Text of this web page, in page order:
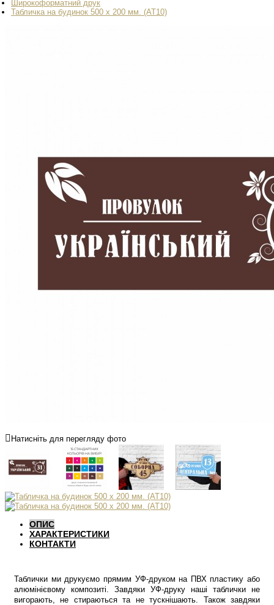
Широкоформатний друк
Табличка на будинок 500 х 200 мм. (AT10)
Натисніть для перегляду фото
ОПИС
ХАРАКТЕРИСТИКИ
КОНТАКТИ
Таблички ми друкуємо прямим УФ-друком на ПВХ пластику або
алюмінієвому композиті. Завдяки УФ-друку наші таблички не
вигорають, не стираються та не тускнішають. Також завдяки